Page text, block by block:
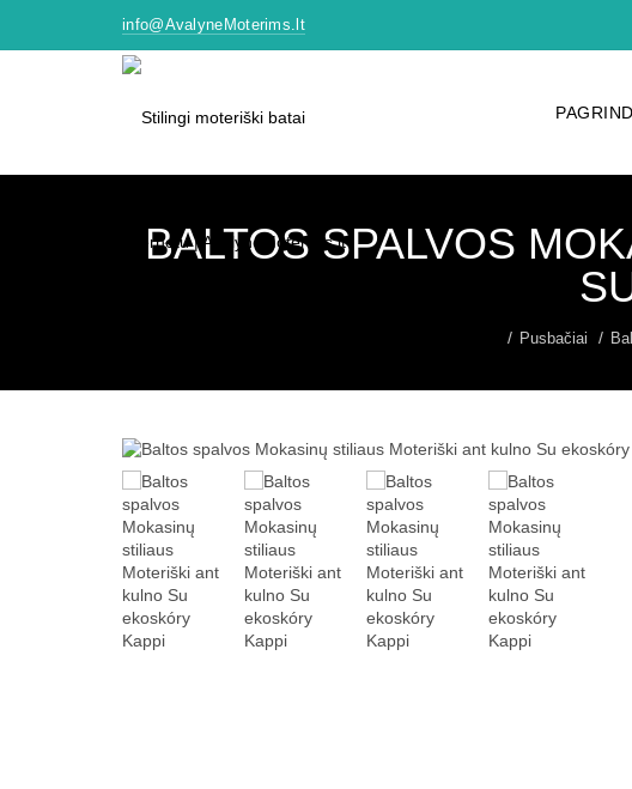
info@AvalyneMoterims.lt
BALTOS SPALVOS
Pusbačiai